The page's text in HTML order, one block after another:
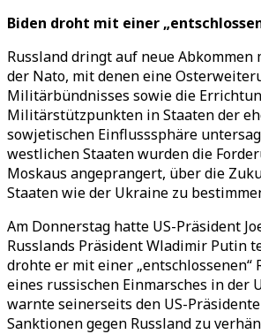
Biden droht mit einer
Russland dringt auf neue Abkommen
der Nato, mit denen eine
Militärbündnisses sowie die
Militärstützpunkten in Staaten der
sowjetischen Einflusssphäre
westlichen Staaten wurden die
Moskaus angeprangert, über die
Staaten wie der Ukraine zu
Am Donnerstag hatte US-Präsident
Russlands Präsident Wladimir Putin
drohte er mit einer „entschlossenen“
eines russischen Einmarsches in der
warnte seinerseits den US-
Sanktionen gegen Russland zu